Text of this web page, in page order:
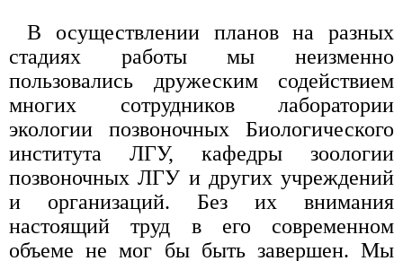
В осуществлении планов на разных
стадиях работы мы неизменно
пользовались дружеским содействием
многих сотрудников лаборатории
экологии позвоночных Биологического
института ЛГУ, кафедры зоологии
позвоночных ЛГУ и других учреждений
и организаций. Без их внимания
настоящий труд в его современном
объеме не мог бы быть завершен. Мы